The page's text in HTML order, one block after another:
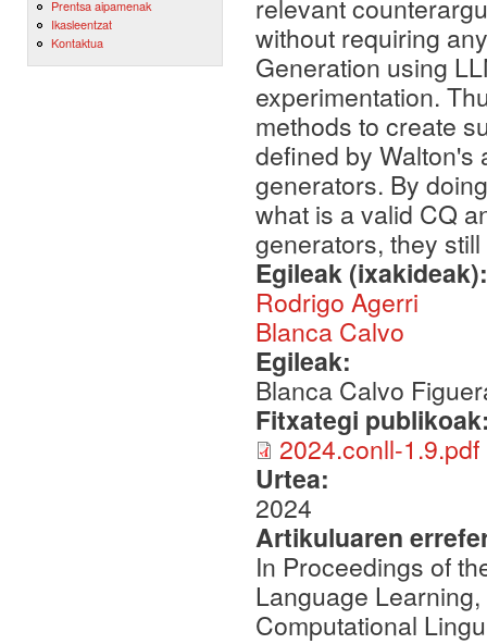
Prentsa aipamenak
Ikasleentzat
Kontaktua
relevant
without requiring
Generation using
experimentation.
methods to create
defined by Walton's
generators. By
what is a valid CQ
generators, they
Egileak
Rodrigo Agerri
Blanca Calvo
Egileak:
Blanca Calvo
Fitxategi
2024.conll-1.9.pdf
Urtea:
2024
Artikuluaren
In Proceedings of
Language
Computational